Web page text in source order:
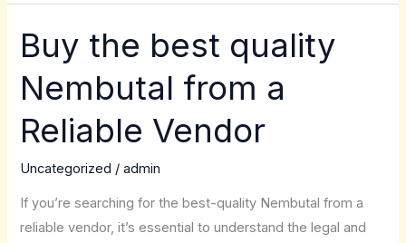
Buy the best quality
Nembutal from a
Reliable Vendor
Uncategorized /admin
If you’re searching for the best-quality Nembutal from a
reliable vendor, it’s essential to understand the legal and
Buy
the
best
Nembutal
Reliable
Vendor